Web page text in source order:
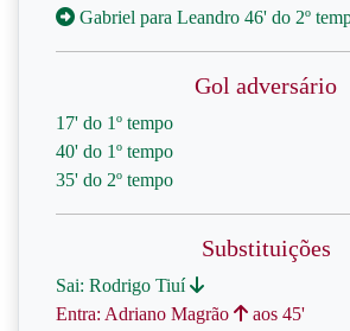
Gabriel para Leandro 46' do 2º
Gol adversário
17' do 1º tempo
40' do 1º tempo
35' do 2º tempo
Substituições
Sai: Rodrigo Tiuí
Entra: Adriano Magrão
aos 45'